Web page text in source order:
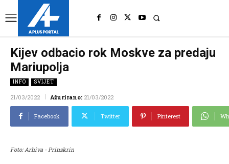
Kijev odbacio rok Moskve za predaju
Mariupolja
INFO SVIJET
21/03/2022 Ažurirano: 21/03/2022
Facebook Twitter Pinterest
Foto: Arhiva - Prinskrin